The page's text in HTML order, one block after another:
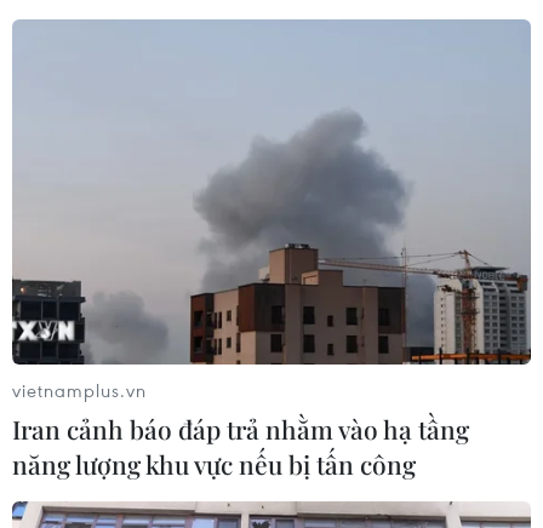
Theo thông báo, công ty tiên phong trong lĩnh vực sản
xuất xe điện cao cấp cho biết đã bán được 180.570 ôtô
và sản xuất được 179.757 ôtô trong quý 4 năm 2020.
vietnamplus.vn
Iran cảnh báo đáp trả nhằm vào hạ tầng
năng lượng khu vực nếu bị tấn công